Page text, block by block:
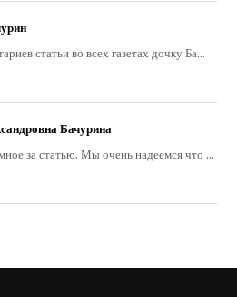
статьи во всех газетах дочку Ба...
Бачурина
за статью. Мы очень надеемся что ...